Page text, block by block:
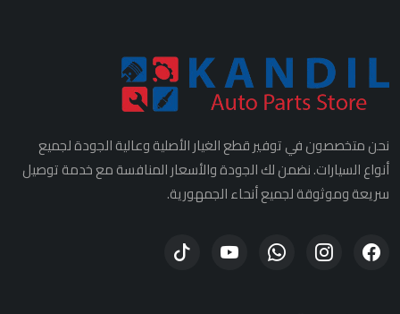
نحن متخصصون في توفير قطع الغيار الأصلية وعالية الجودة لجميع
أنواع السيارات. نضمن لك الجودة والأسعار المنافسة مع خدمة توصيل
سريعة وموثوقة لجميع أنحاء الجمهورية.